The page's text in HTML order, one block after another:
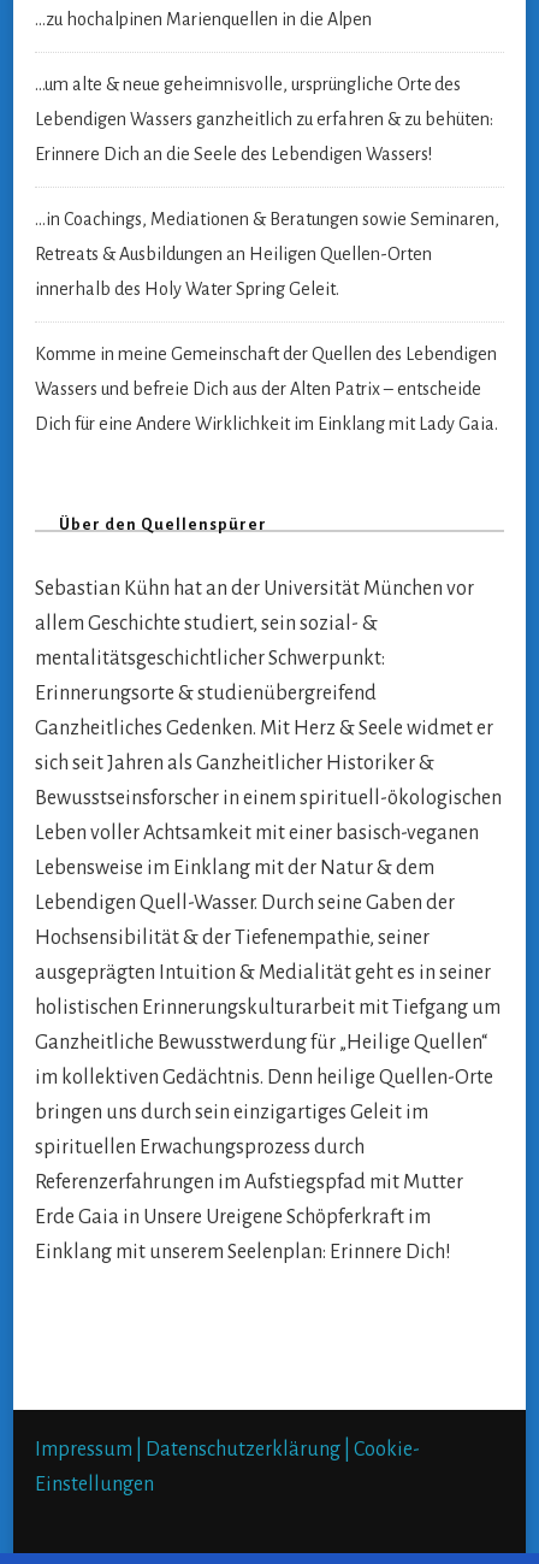
…zu hochalpinen Marienquellen in die Alpen
…um alte & neue geheimnisvolle, ursprüngliche Ortedes
Lebendigen Wassers ganzheitlich zu erfahren & zu behüten:
Erinnere Dich an die Seele des Lebendigen Wassers!
…in Coachings, Mediationen & Beratungen sowie Seminaren,
Retreats & Ausbildungen an Heiligen Quellen-Orten
innerhalb des Holy Water Spring Geleit.
Komme in meine Gemeinschaft der Quellen des Lebendigen
Wassers und befreie Dich aus der Alten Patrix – entscheide
Dich für eine Andere Wirklichkeit im Einklang mit Lady Gaia.
Über den Quellenspürer
Sebastian Kühn hat an der Universität München vor
allem Geschichte studiert, sein sozial- &
mentalitätsgeschichtlicher Schwerpunkt:
Erinnerungsorte & studienübergreifend
Ganzheitliches Gedenken. Mit Herz & Seele widmet er
sich seit Jahren als Ganzheitlicher Historiker &
Bewusstseinsforscher in einem spirituell-ökologischen
Leben voller Achtsamkeit mit einer basisch-veganen
Lebensweise im Einklang mit der Natur & dem
Lebendigen Quell-Wasser. Durch seine Gaben der
Hochsensibilität & der Tiefenempathie, seiner
ausgeprägten Intuition & Medialität geht es in seiner
holistischen Erinnerungskulturarbeit mit Tiefgang um
Ganzheitliche Bewusstwerdung für „Heilige Quellen“
im kollektiven Gedächtnis. Denn heilige Quellen-Orte
bringen uns durch sein einzigartiges Geleit im
spirituellen Erwachungsprozess durch
Referenzerfahrungen im Aufstiegspfad mit Mutter
Erde Gaia in Unsere Ureigene Schöpferkraft im
Einklang mit unserem Seelenplan: Erinnere Dich!
Impressum | Datenschutzerklärung | Cookie-
Einstellungen